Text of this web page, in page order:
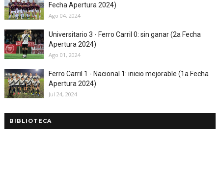
Fecha Apertura 2024)
Ago 04, 2024
Universitario 3 - Ferro Carril 0: sin ganar (2a Fecha
Apertura 2024)
Ago 01, 2024
Ferro Carril 1 - Nacional 1: inicio mejorable (1a Fecha
Apertura 2024)
Jul 24, 2024
BIBLIOTECA